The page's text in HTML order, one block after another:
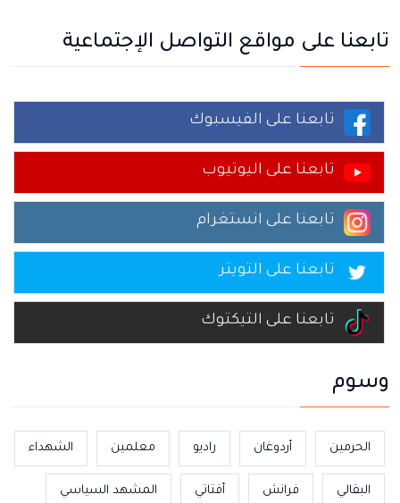
تابعنا على مواقع التواصل الإجتماعية
تابعنا على الفيسبوك
تابعنا على اليوتيوب
تابعنا على انستغرام
تابعنا على التويتر
تابعنا على التيكتوك
وسوم
الحرمين أردوغان راديو معلمين الشهداء
البقالي فرانش أفتاتي المشهد السياسي